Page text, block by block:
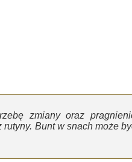
zmiany oraz
Bunt w snach może